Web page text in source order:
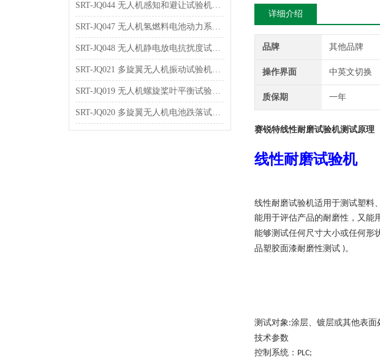
SRT-JQ044 无人机感知和避让试验机可以用在哪些方面
SRT-JQ047 无人机氢燃料电池动力系统试验机的简单介绍 按需定制
SRT-JQ048 无人机静电放电抗扰度试验机的应用介绍 提供技术指导
SRT-JQ021 多旋翼无人机振动试验机的应用介绍 技术说明
SRT-JQ019 无人机螺旋桨叶平衡试验机简单介绍 质量保证
SRT-JQ020 多旋翼无人机电池跌落试验机简单介绍 质量保证
详细介绍
品牌 其他品牌
操作界面 中英文切换
质保期 一年
赛锐特线性耐磨试验机测试原理
线性耐磨试验机
线性耐磨试验机适用于测试塑料
能用于评估产品的耐磨性，又能
能够测试任何尺寸大小或任何形
品塑胶面漆耐磨性测试 )。
测试对象:涂层、镀层或其他表面
技术参数
控制系统： PLC;